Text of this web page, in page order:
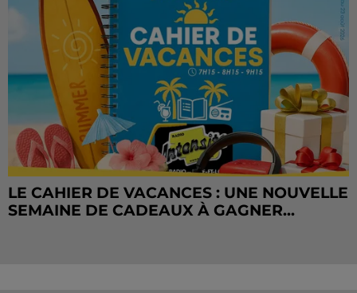
LE CAHIER DE VACANCES : UNE NOUVELLE
SEMAINE DE CADEAUX À GAGNER...